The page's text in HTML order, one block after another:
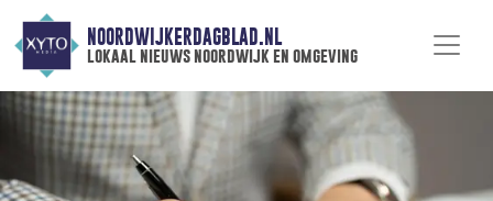
NOORDWIJKERDAGBLAD.NL
lokaal nieuws noordwijk en omgeving